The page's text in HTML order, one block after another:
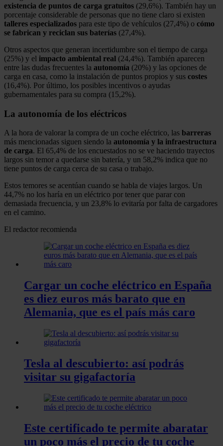
existencia de puntos de carga gratuitos (29,6%). También hay un
porcentaje considerable de personas que no tiene claro si existen
talleres especializados para este tipo de vehículos (27,4%) o cómo
se fabrican y reciclan sus baterías (27,4%).
Otros aspectos que generan incertidumbre son el tiempo de carga
(25%) y el impacto ambiental real (24,4%). También aparecen
entre las dudas frecuentes la autonomía (20%) y las opciones de
carga en casa, como la instalación de puntos propios y sus costes
(16,4%). Por último, los posibles incentivos o ayudas
gubernamentales para su compra (15,2%).
La autonomía de los eléctricos
A la hora de valorar la compra de un coche eléctrico, las barreras
más mencionadas siguen siendo la autonomía y la infraestructura
de carga. El 65,4% de los encuestados no se ve haciendo trayectos
largos sin temor a quedarse sin batería, y un 58,2% indica que no
tiene puntos de carga cerca de su casa o trabajo.
Estos temores se acentúan cuando se habla de viajes largos. Un
44,7% no los haría en un eléctrico por tener que parar con
demasiada frecuencia, y un 23,8% lo evitaría por falta de cargadores
en el camino.
El redactor recomienda
Cargar un coche eléctrico en España
es diez euros más barato que en
Alemania, que es el país más caro
Tesla al descubierto: así podrás
visitar su gigafactoría
Este certificado te permite abaratar
un poco más el precio de tu coche